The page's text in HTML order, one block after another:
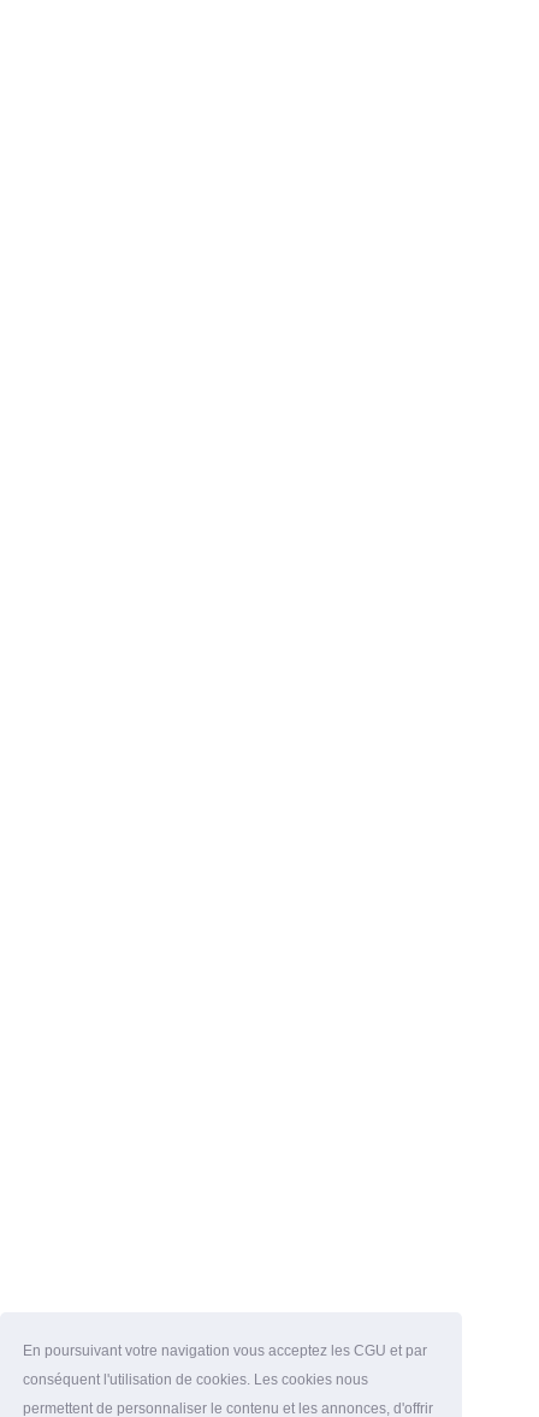
En poursuivant votre navigation vous acceptez les CGU et par
conséquent l'utilisation de cookies. Les cookies nous
permettent de personnaliser le contenu et les annonces, d'offrir